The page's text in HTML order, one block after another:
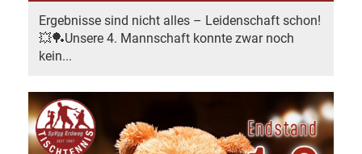
Ergebnisse sind nicht alles – Leidenschaft schon!
💥🏓Unsere 4. Mannschaft konnte zwar noch
kein...